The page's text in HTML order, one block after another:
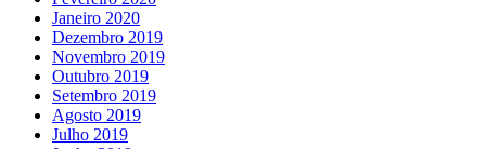
Janeiro 2020
Dezembro 2019
Novembro 2019
Outubro 2019
Setembro 2019
Agosto 2019
Julho 2019